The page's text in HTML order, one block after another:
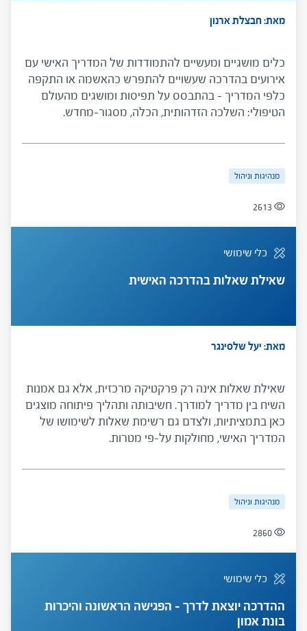
מאת: חבצלת ארנון
כלים מושגיים ומעשיים להתמודדות של המדריך האישי עם
אירועים בהדרכה שעשויים להתפרש כהאשמה או התקפה
כלפי המדריך – בהתבסס על תפיסות ומושגים מהעולם
הטיפולי: השלכה הזדהותית, הכלה, מסגור-מחדש.
ההבנה ושלב ההתערבות. בשלב ההבנה המדריך מונחה
המסר הסמוי בדבריו. בשלב ההתערבות המדריך ישתמש
למודרך זוית ראיה חדשה שתסייע לו להתמודד עם הקשיים
ולצמוח מתוכם.
מנהיגות וניהול
2613
כלי שימושי
שאילת שאלות בהדרכה האישית
מאת: יעל שלסינגר
שאילת שאלות אינה רק פרקטיקה מרכזית, אלא גם אמנות
השיח בין מדריך למודרך. חשיבותה ותהליך פיתוחה מוצגים
כאן בתמציתיות, ולצדם גם רשימת שאלות לשימושו של
המדריך האישי, מחולקות על-פי מטרות.
מנהיגות וניהול
2860
כלי שימושי
ההדרכה יוצאת לדרך – הפגישה הראשונה והיכרות
בונת אמון